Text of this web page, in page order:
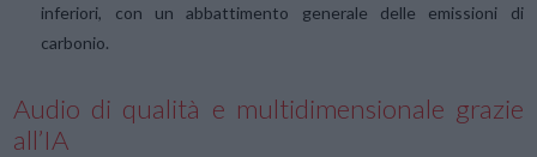
inferiori, con un abbattimento generale delle emissioni di
carbonio.
Audio di qualità e multidimensionale grazie
all’IA